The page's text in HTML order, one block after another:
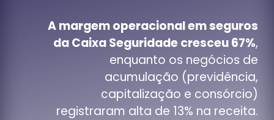
A margem operacional em seguros
da Caixa Seguridade cresceu 67%,
enquanto os negócios de
acumulação (previdência,
capitalização e consórcio)
registraram alta de 13% na receita.